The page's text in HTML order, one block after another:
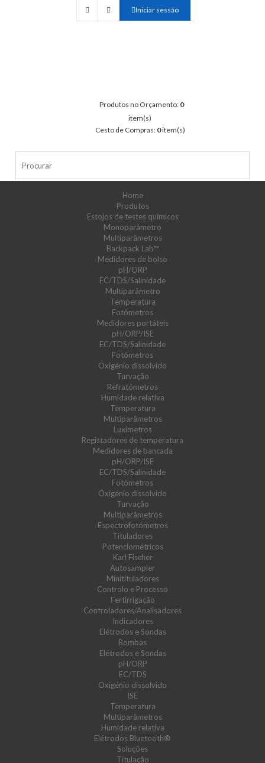
Iniciar sessão
Produtos no Orçamento: 0
item(s)
Cesto de Compras: 0item(s)
Home
Produtos
Estojos de testes químicos
Monoparâmetro
Multiparâmetros
Backpack Lab™
Medidores de bolso
pH/ORP
EC/TDS/Salinidade
Multiparâmetro
Temperatura
Fotómetros
Medidores portáteis
pH/ORP/ISE
EC/TDS/Salinidade
Fotómetros
Oxigénio dissolvido
Turvação
Refratómetros
Humidade relativa
Temperatura
Multiparâmetros
Luxímetros
Registadores de temperatura
Medidores de bancada
pH/ORP/ISE
EC/TDS/Salinidade
Fotómetros
Oxigénio dissolvido
Turvação
Multiparâmetros
Espectrofotómetros
Tituladores
Potenciométricos
Karl Fischer
Autosampler
Minitituladores
Controlo e Processo
Fertirrigação
Controladores/Analisadores
Indicadores
Elétrodos e Sondas
Bombas
Elétrodos e Sondas
pH/ORP
EC/TDS
Oxigénio dissolvido
ISE
Temperatura
Multiparâmetros
Humidade relativa
Elétrodos Bluetooth®
Soluções
Titulação